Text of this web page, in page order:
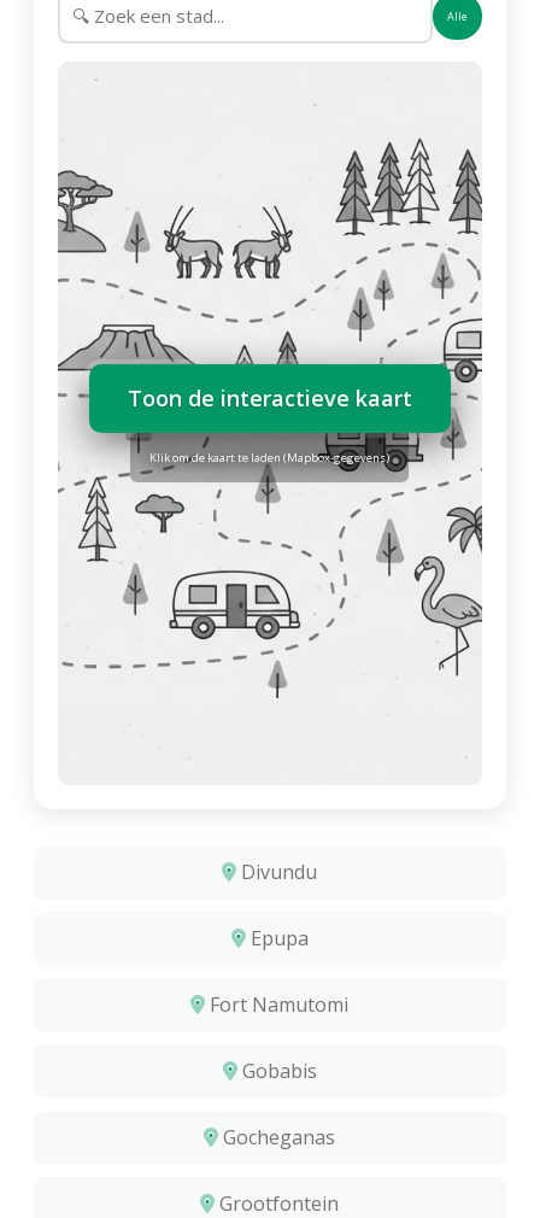
Alle
Toon de interactieve kaart
Klik om de kaart te laden (Mapbox-gegevens)
Divundu
Epupa
Fort Namutomi
Gobabis
Gocheganas
Grootfontein